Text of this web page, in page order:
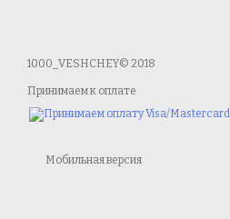
1000_VESHCHEY© 2018
Принимаем к оплате
Мобильная версия